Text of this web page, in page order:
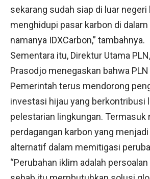
sekarang sudah siap di luar
menghidupi pasar karbon di
namanya IDXCarbon,” tambahnya.
Sementara itu, Direktur Utama
Prasodjo menegaskan bahwa
Pemerintah terus mendorong
investasi hijau yang berkontribusi
pelestarian lingkungan. Termasuk
perdagangan karbon yang
alternatif dalam memitigasi
“Perubahan iklim adalah